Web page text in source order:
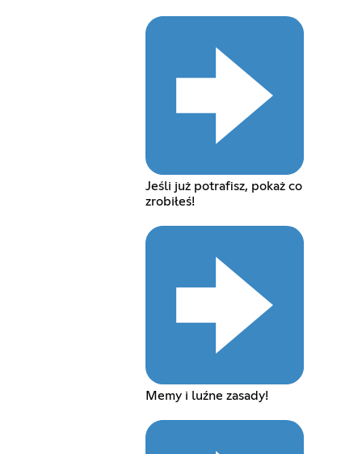
Jeśli już potrafisz, pokaż co
zrobiłeś!
Memy i luźne zasady!